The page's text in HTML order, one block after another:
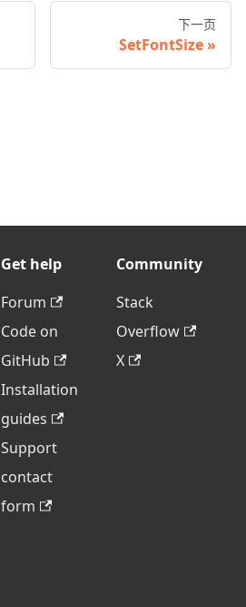
下一页
SetFontSize
Get help
Forum
Code on
GitHub
Installation
guides
Support
contact
form
Community
Stack
Overflow
X